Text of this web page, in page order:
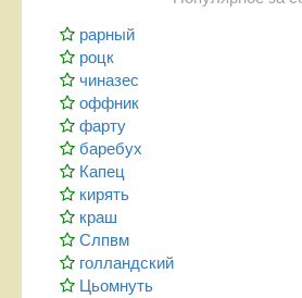
рарный
роцк
чиназес
оффник
фарту
баребух
Капец
кирять
краш
Слпвм
голландский
Цьомнуть